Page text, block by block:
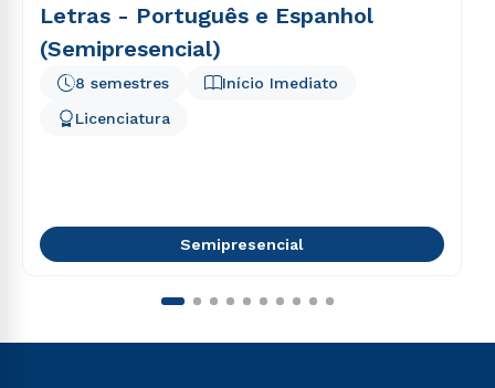
Letras - Português e Espanhol
(Semipresencial)
Início Imediato
8 semestres
Licenciatura
Semipresencial